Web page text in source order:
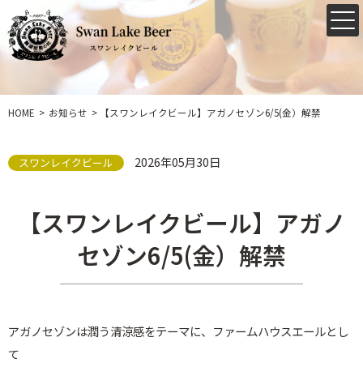
HOME お知らせ 【スワンレイクビール】アガノセゾン6/5(金）解禁
スワンレイクビール 2026年05月30日
【スワンレイクビール】アガノ
セゾン6/5(金）解禁
アガノセゾンは潤う清涼感をテーマに、ファームハウスエールとし
て